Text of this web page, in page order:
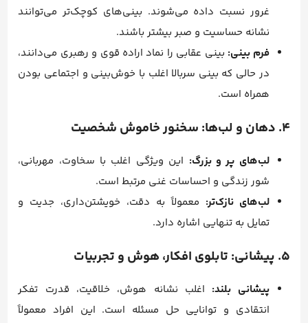
غرور نسبت داده می‌شوند. بینی‌های کوچک‌تر می‌توانند
نشانه حساسیت و صبر بیشتر باشند.
فرم بینی: بینی عقابی را نماد اراده قوی و رهبری می‌دانند،
در حالی که بینی سربالا اغلب با خوش‌بینی و اجتماعی بودن
همراه است.
۴. دهان و لب‌ها: سخنور خاموش شخصیت
لب‌های پر و بزرگ: این ویژگی اغلب با سخاوت، مهربانی،
شور زندگی و احساسات غنی مرتبط است.
لب‌های نازک‌تر: معمولاً به دقت، خویشتن‌داری، جدیت و
تمایل به تنهایی اشاره دارد.
۵. پیشانی: تابلوی افکار، هوش و تجربیات
پیشانی بلند: اغلب نشانه هوش، خلاقیت، قدرت تفکر
انتقادی و توانایی حل مسئله است. این افراد معمولاً